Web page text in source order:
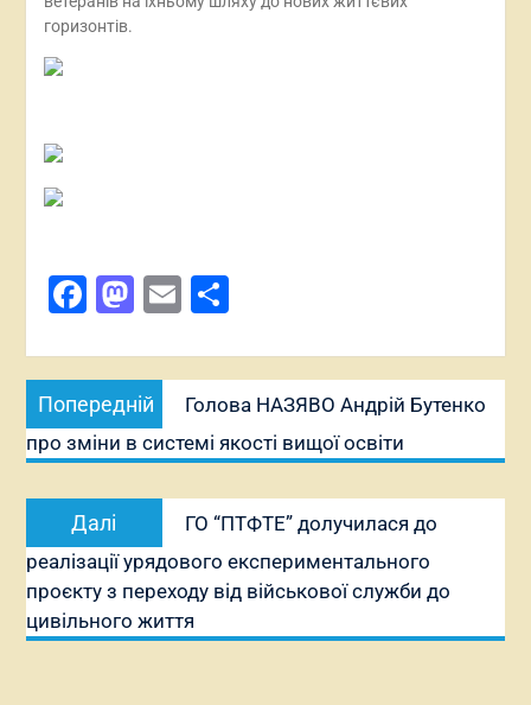
горизонтів.
Facebook
Mastodon
EmailПоділитися
Навігація
записів
Попередній
запис:
Голова НАЗЯВО Андрій Бутенко
про зміни в системі якості вищої освіти
Далі
Наступний
запис:
ГО “ПТФТЕ” долучилася до
реалізації урядового експериментального
проєкту з переходу від військової служби до
цивільного життя